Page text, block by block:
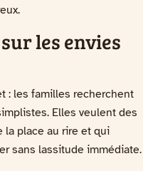
les envies
: les familles recherchent
Elles veulent des
place au rire et qui
sans lassitude immédiate.